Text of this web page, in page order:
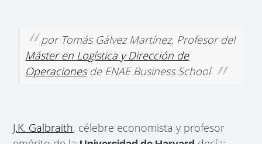
por Tomás Gálvez Martínez, Profesor del
Máster en Logística y Dirección de
Operacionesde ENAE Business School
J.K. Galbraith, célebre economista y profesor